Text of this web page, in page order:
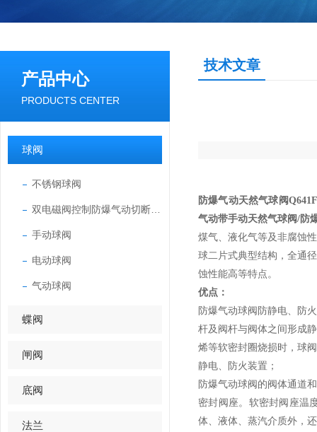
产品中心
PRODUCTS CENTER
球阀
不锈钢球阀
手动球阀
电动球阀
气动球阀
蝶阀
闸阀
底阀
法兰
技术文章
防爆气动天然气球阀
气动带手动天然气球阀/防
煤气、液化气等及非腐蚀
球二片式典型结构，全通
蚀性能高等特点。
优点：
防爆气动球阀防静电、防
杆及阀杆与阀体之间形成
烯等软密封圈烧损时，球
静电、防火装置；
防爆气动球阀的阀体通道
密封阀座。软密封阀座温
体、液体、蒸汽介质外，